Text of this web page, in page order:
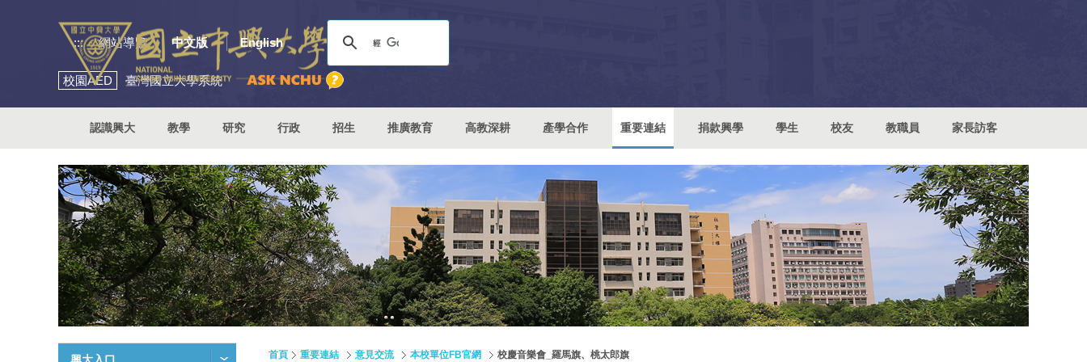
::: 網站導覽 中文版 English
校園AED 臺灣國立大學系統
認識興大 教學 研究 行政 招生 推廣教育 高教深耕 產學合作 重要連結 捐款興學 學生 校友 教職員 家長訪客
首頁 重要連結 意見交流 本校單位FB官網 校慶音樂會_羅馬旗、桃太郎旗